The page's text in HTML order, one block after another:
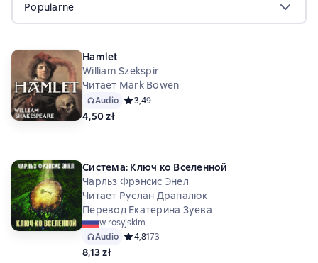
Popularne
Hamlet
William Szekspir
Читает Mark Bowen
Audio Средний рейтинг 3,4 на основе 9 оценок
3,49
4,50 zł
Система: Ключ ко Вселенной
Чарльз Фрэнсис Энел
Читает Руслан Драпалюк
Перевод Екатерина Зуева
w rosyjskim
Audio Средний рейтинг 4,8 на основе 173 оценок
4,8173
8,13 zł